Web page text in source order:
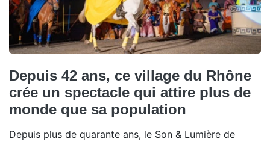
Depuis 42 ans, ce village du Rhône
crée un spectacle qui attire plus de
monde que sa population
Depuis plus de quarante ans, le Son & Lumière de